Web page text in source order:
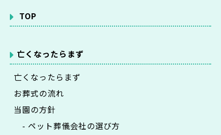
TOP
亡くなったらまず
亡くなったらまず
お葬式の流れ
当園の方針
- ペット葬儀会社の選び方